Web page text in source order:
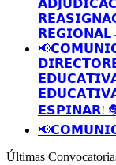
𝗥𝗘𝗚𝗜𝗢𝗡𝗔𝗟
𝗘𝗦𝗣𝗜𝗡𝗔𝗥!
Últimas